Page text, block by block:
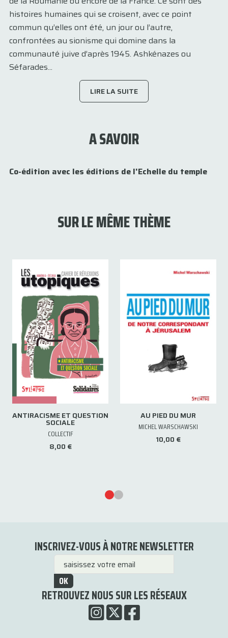
histoires humaines qui se croisent, avec ce point
commun qu’elles ont été, un jour ou l’autre,
confrontées au sionisme qui domine dans la
communauté juive d’après 1945. Ashkénazes ou
Séfarades...
LIRE LA SUITE
A SAVOIR
Co-édition avec les éditions de l'Echelle du temple
SUR LE MÊME THÈME
ANTIRACISME ET QUESTION
SOCIALE
COLLECTIF
8,00 €
AU PIED DU MUR
MICHEL WARSCHAWSKI
10,00 €
INSCRIVEZ-VOUS À NOTRE NEWSLETTER
OK
RETROUVEZ NOUS SUR LES RÉSEAUX